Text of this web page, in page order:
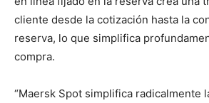
cliente desde la cotización hasta la
reserva, lo que simplifica
compra.
“Maersk Spot simplifica radicalmente